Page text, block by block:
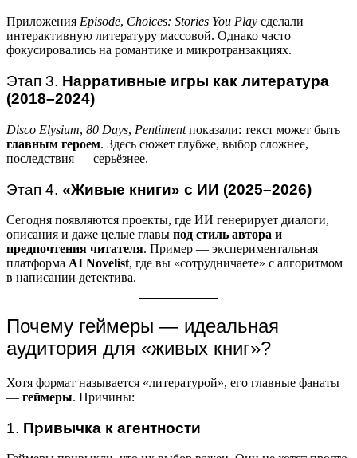
Приложения Episode, Choices: Stories You Play сделали
интерактивную литературу массовой. Однако часто
фокусировались на романтике и микротранзакциях.
Этап 3. Нарративные игры как литература
(2018–2024)
Disco Elysium, 80 Days, Pentimentпоказали: текст может быть
главным героем. Здесь сюжет глубже, выбор сложнее,
последствия — серьёзнее.
Этап 4. «Живые книги» с ИИ (2025–2026)
Сегодня появляются проекты, где ИИ генерирует диалоги,
описания и даже целые главы под стиль автора и
предпочтения читателя. Пример — экспериментальная
платформа AI Novelist, где вы «сотрудничаете» с алгоритмом
в написании детектива.
Почему геймеры — идеальная
аудитория для «живых книг»?
Хотя формат называется «литературой», его главные фанаты
— геймеры. Причины:
1. Привычка к агентности